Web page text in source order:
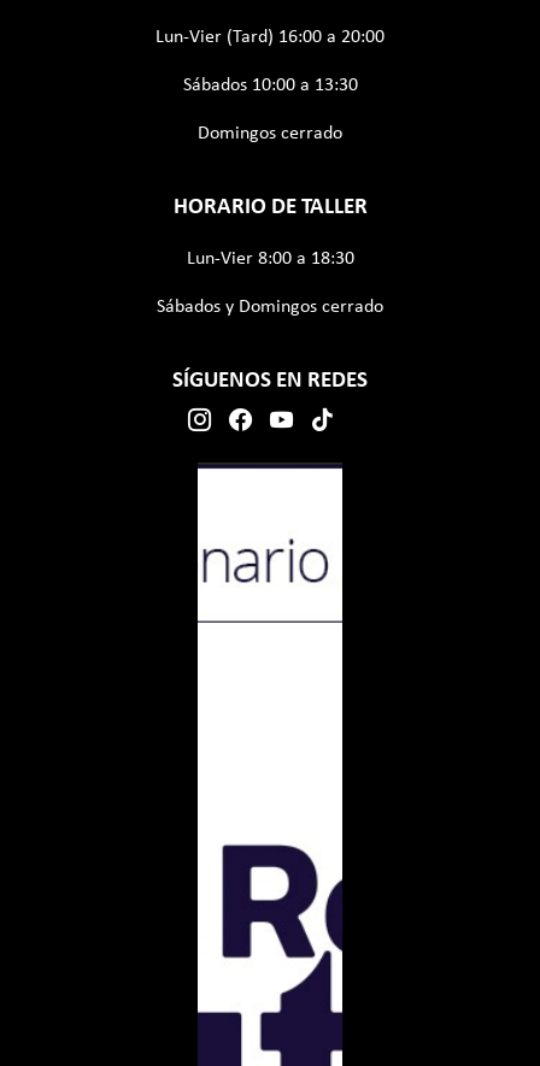
Lun-Vier (Tard) 16:00 a 20:00
Sábados 10:00 a 13:30
Domingos cerrado
HORARIO DE TALLER
Lun-Vier 8:00 a 18:30
Sábados y Domingos cerrado
SÍGUENOS EN REDES